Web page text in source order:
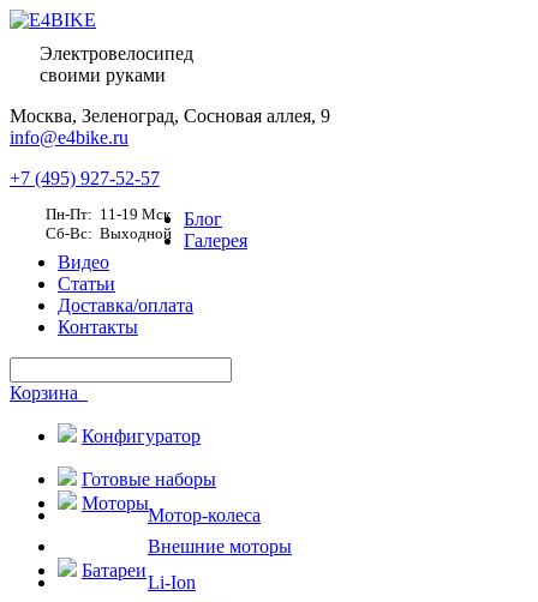
Электровелосипед
своими руками
Москва, Зеленоград, Сосновая аллея, 9
info@e4bike.ru
+7 (495) 927-52-57
Пн-Пт: 11-19 Мск
Сб-Вс: Выходной
Блог
Галерея
Видео
Статьи
Доставка/оплата
Контакты
Корзина
Конфигуратор
Готовые наборы
Моторы
Мотор-колеса
Внешние моторы
Батареи
Li-Ion